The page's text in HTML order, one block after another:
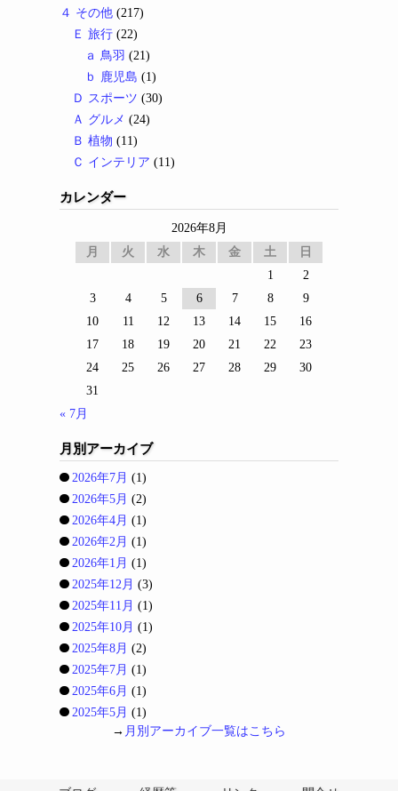
４ その他 (217)
Ｅ 旅行 (22)
ａ 鳥羽 (21)
ｂ 鹿児島 (1)
Ｄ スポーツ (30)
Ａ グルメ (24)
Ｂ 植物 (11)
Ｃ インテリア (11)
カレンダー
2026年8月
月
火 水 木 金 土
日
1
2
3
4 5 6 7 8
9
10
11 12 13 14 15
16
17
18 19 20 21 22
23
24
25 26 27 28 29
30
31
« 7月
月別アーカイブ
2026年7月 (1)
2026年5月 (2)
2026年4月 (1)
2026年2月 (1)
2026年1月 (1)
2025年12月 (3)
2025年11月 (1)
2025年10月 (1)
2025年8月 (2)
2025年7月 (1)
2025年6月 (1)
2025年5月 (1)
→ 月別アーカイブ一覧はこちら